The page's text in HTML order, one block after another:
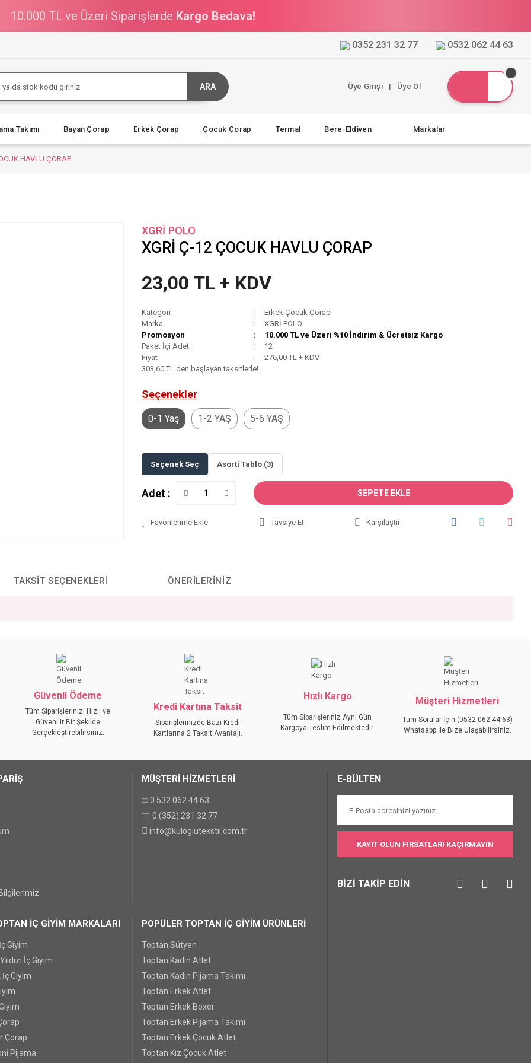
10.000 TL ve Üzeri Siparişlerde Kargo Bedava!
0352 231 32 77 0532 062 44 63
ARA Üye Girişi | Üye Ol
Takımı Bayan Çorap Erkek Çorap Çocuk Çorap Termal Bere-Eldiven Markalar
HAVLU ÇORAP
XGRİ POLO
XGRİ Ç-12 ÇOCUK HAVLU ÇORAP
23,00 TL + KDV
Kategori
Erkek Çocuk Çorap
Marka
XGRİ POLO
Promosyon
10.000 TL ve Üzeri %10 İndirim & Ücretsiz Kargo
Paket İçi Adet:
12
Fiyat
276,00 TL + KDV
303,60 TL den başlayan taksitlerle!
Seçenekler
0-1 Yaş 1-2 YAŞ 5-6 YAŞ
Seçenek Seç Asorti Tablo (3)
Adet : SEPETE EKLE
Tavsiye Et Karşılaştır
TAKSIT SEÇENEKLERI ÖNERILERINIZ
GÖNDER
Güvenli Ödeme
Tüm Siparişlerinizi Hızlı ve
Güvenilir Bir Şekilde
Gerçekleştirebilirsiniz.
Kredi Kartına Taksit
Siparişlerinizde Bazı Kredi
Kartlarına 2 Taksit Avantajı.
Hızlı Kargo
Tüm Siparişleriniz Aynı Gün
Kargoya Teslim Edilmektedir.
Müşteri Hizmetleri
Tüm Sorular İçin (0532 062 44 63)
Whatsapp İle Bize Ulaşabilirsiniz.
MÜŞTERİ HİZMETLERİ
0 532 062 44 63
0 (352) 231 32 77
info@kuloglutekstil.com.tr
İÇ GİYİM MARKALARI
Giyim
İç Giyim
Giyim
Çorap
Pijama
POPÜLER TOPTAN İÇ GİYİM ÜRÜNLERİ
Toptan Sütyen
Toptan Kadın Atlet
Toptan Kadın Pijama Takımı
Toptan Erkek Atlet
Toptan Erkek Boxer
Toptan Erkek Pijama Takımı
Toptan Erkek Çocuk Atlet
Toptan Kız Çocuk Atlet
E-BÜLTEN
KAYIT OLUN FIRSATLARI KAÇIRMAYIN
BİZİ TAKİP EDİN